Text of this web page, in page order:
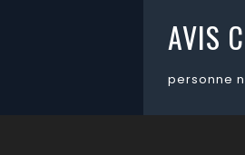
AVIS
personne